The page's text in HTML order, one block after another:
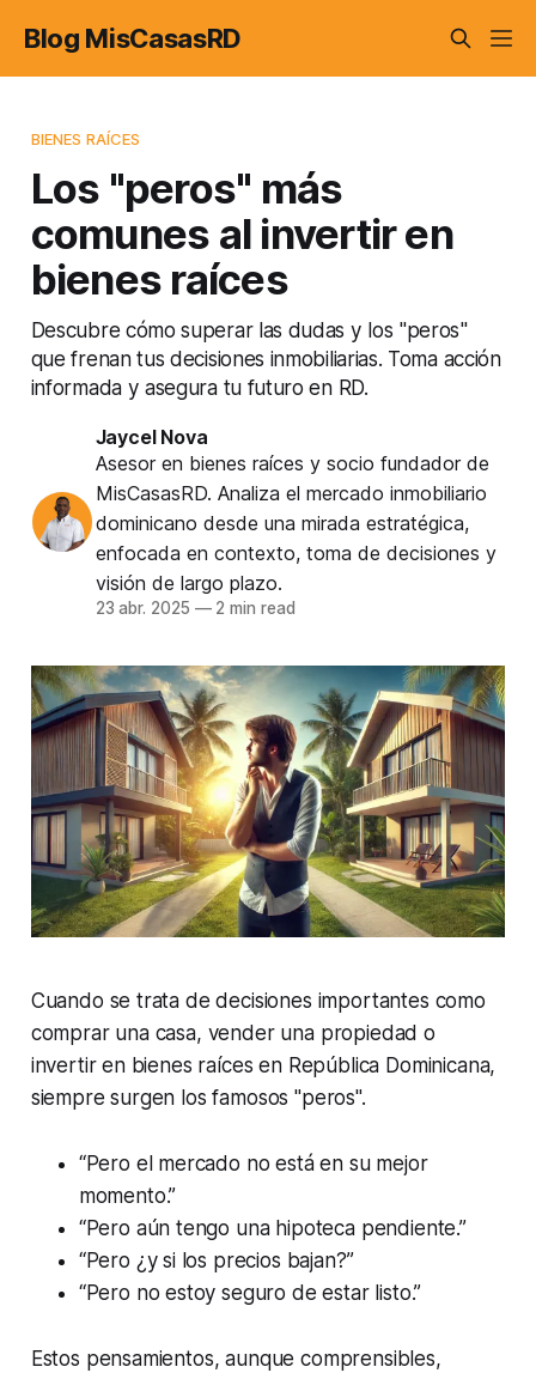
Blog MisCasasRD
BIENES RAÍCES
Los "peros" más
comunes al invertir en
bienes raíces
Descubre cómo superar las dudas y los "peros"
que frenan tus decisiones inmobiliarias. Toma acción
informada y asegura tu futuro en RD.
Jaycel Nova
Asesor en bienes raíces y socio fundador de
MisCasasRD. Analiza el mercado inmobiliario
dominicano desde una mirada estratégica,
enfocada en contexto, toma de decisiones y
visión de largo plazo.
23 abr. 2025 —2 min read
Cuando se trata de decisiones importantes como
comprar una casa, vender una propiedad o
invertir en bienes raíces en República Dominicana,
siempre surgen los famosos "peros".
“Pero el mercado no está en su mejor
momento.”
“Pero aún tengo una hipoteca pendiente.”
“Pero ¿y si los precios bajan?”
“Pero no estoy seguro de estar listo.”
Estos pensamientos, aunque comprensibles,